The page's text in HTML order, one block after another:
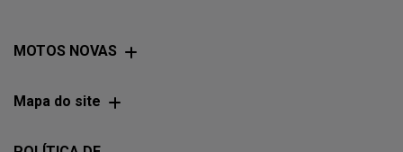
MOTOS NOVAS
Mapa do site